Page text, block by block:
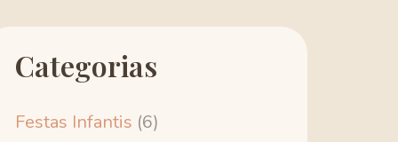
Categorias
Festas Infantis (6)